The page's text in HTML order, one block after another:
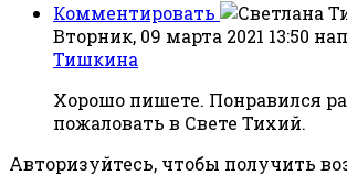
Комментировать
Вторник, 09 марта 2021 13:50
Тишкина
Хорошо пишете. Понравился
пожаловать в Свете Тихий.
Авторизуйтесь, чтобы получить